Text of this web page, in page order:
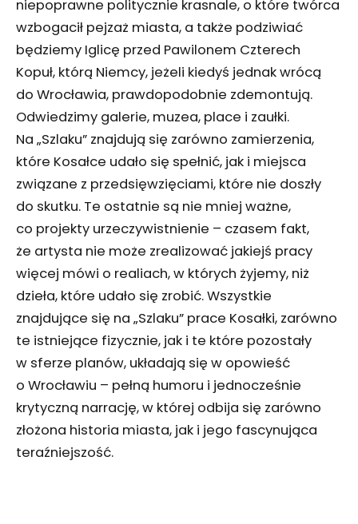
niepoprawne politycznie krasnale, o które twórca
wzbogacił pejzaż miasta, a także podziwiać
będziemy Iglicę przed Pawilonem Czterech
Kopuł, którą Niemcy, jeżeli kiedyś jednak wrócą
do Wrocławia, prawdopodobnie zdemontują.
Odwiedzimy galerie, muzea, place i zaułki.
Na „Szlaku” znajdują się zarówno zamierzenia,
które Kosałce udało się spełnić, jak i miejsca
związane z przedsięwzięciami, które nie doszły
do skutku. Te ostatnie są nie mniej ważne,
co projekty urzeczywistnienie – czasem fakt,
że artysta nie może zrealizować jakiejś pracy
więcej mówi o realiach, w których żyjemy, niż
dzieła, które udało się zrobić. Wszystkie
znajdujące się na „Szlaku” prace Kosałki, zarówno
te istniejące fizycznie, jak i te które pozostały
w sferze planów, układają się w opowieść
o Wrocławiu – pełną humoru i jednocześnie
krytyczną narrację, w której odbija się zarówno
złożona historia miasta, jak i jego fascynująca
teraźniejszość.